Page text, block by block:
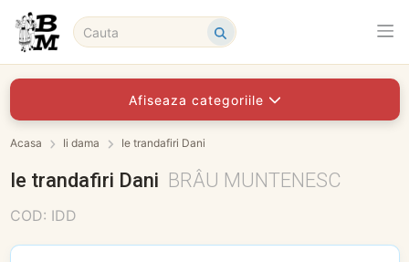
Afiseaza categoriile
Acasa Ii dama Ie trandafiri Dani
Ie trandafiri Dani BRÂU MUNTENESC
COD: IDD